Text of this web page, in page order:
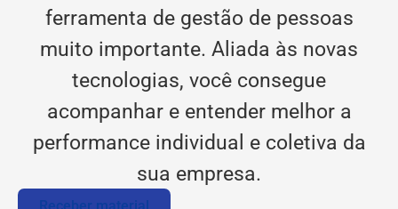
ferramenta de gestão de pessoas
muito importante. Aliada às novas
tecnologias, você consegue
acompanhar e entender melhor a
performance individual e coletiva da
sua empresa.